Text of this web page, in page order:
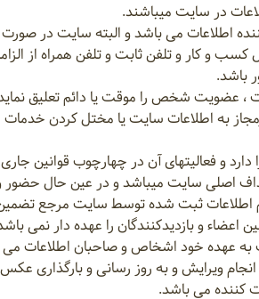
می باشد و البته سایت در صورت
کسب و کار و تلفن ثابت و تلفن همراه از
به اطلاعات سایت یا مختل کردن
اصلی سایت میباشد و در عین حال
اطلاعات ثبت شده توسط سایت مرجع
و به روز رسانی و بارگذاری عکس یا
کننده می باشد.